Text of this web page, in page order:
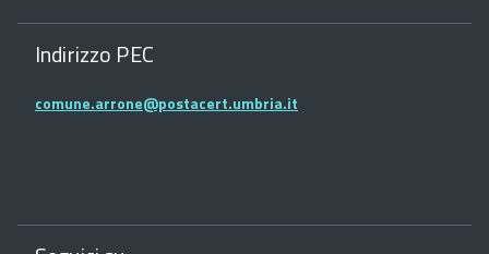
Indirizzo PEC
comune.arrone@postacert.umbria.it